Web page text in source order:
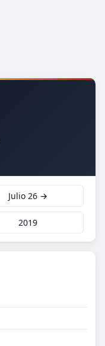
Julio 26 →
2019